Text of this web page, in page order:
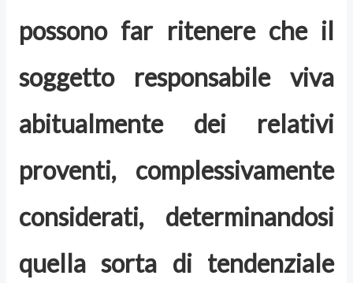
possono far ritenere che il
soggetto responsabile viva
abitualmente dei relativi
proventi, complessivamente
considerati, determinandosi
quella sorta di tendenziale